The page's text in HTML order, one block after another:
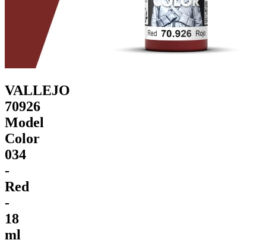
VALLEJO
70926
Model
Color
034
-
Red
-
18
ml